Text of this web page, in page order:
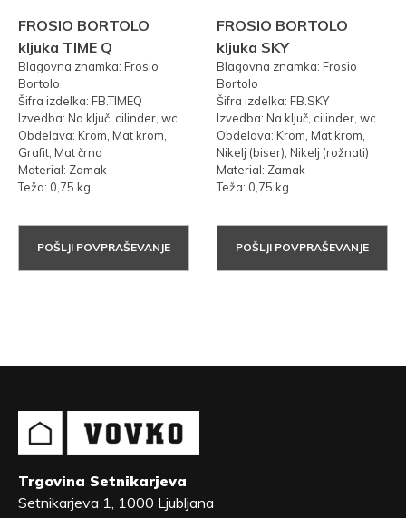
FROSIO BORTOLO
kljuka TIME Q
Blagovna znamka: Frosio
Bortolo
Šifra izdelka: FB.TIMEQ
Izvedba: Na ključ, cilinder, wc
Obdelava: Krom, Mat krom,
Grafit, Mat črna
Material: Zamak
Teža: 0,75 kg
POŠLJI POVPRAŠEVANJE
FROSIO BORTOLO
kljuka SKY
Blagovna znamka: Frosio
Bortolo
Šifra izdelka: FB.SKY
Izvedba: Na ključ, cilinder, wc
Obdelava: Krom, Mat krom,
Nikelj (biser), Nikelj (rožnati)
Material: Zamak
Teža: 0,75 kg
POŠLJI POVPRAŠEVANJE
Trgovina Setnikarjeva
Setnikarjeva 1, 1000 Ljubljana